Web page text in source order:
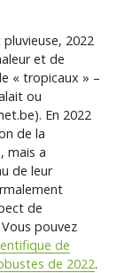
2022
et de
« tropicaux » –
ou
En 2022
de la
mais a
de leur
de
pouvez
de
de 2022.